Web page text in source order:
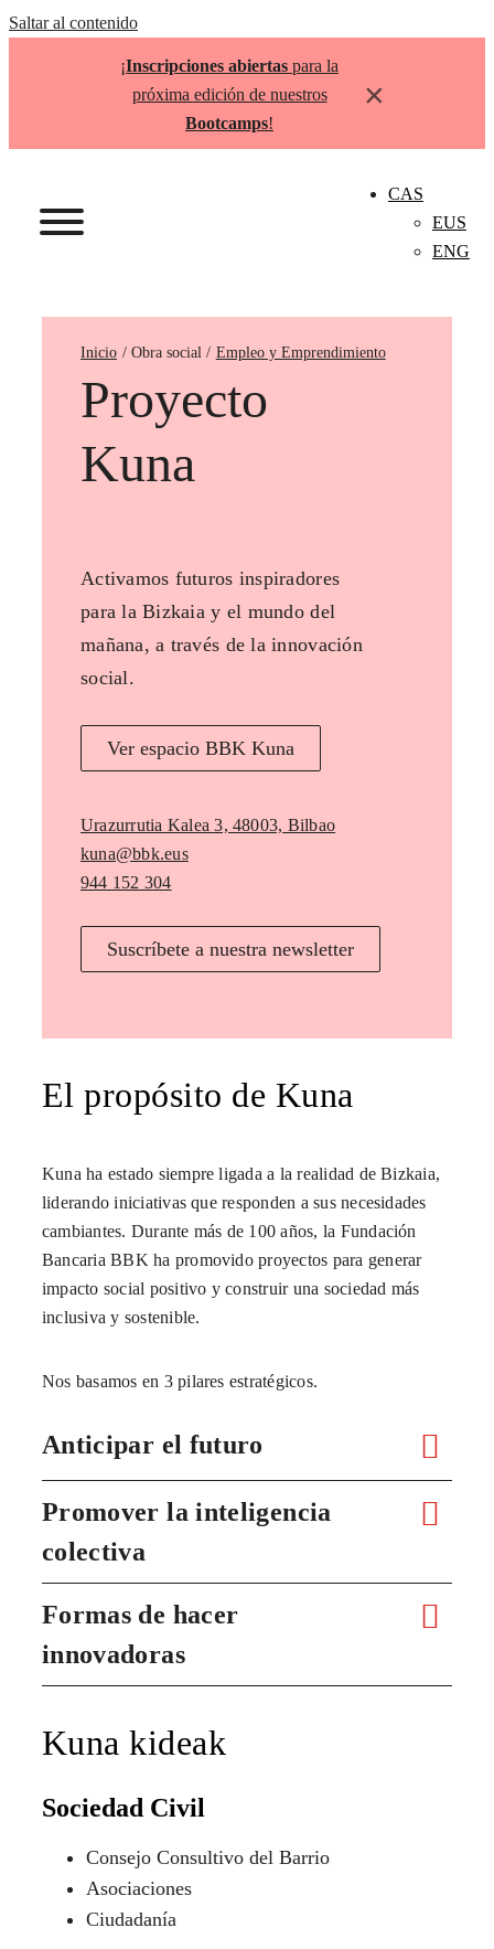
Saltar al contenido
¡Inscripciones abiertas para la
próxima edición de nuestros
Bootcamps!
×
CAS
EUS
ENG
Inicio Empleo y Emprendimiento
Proyecto
Kuna
Activamos futuros inspiradores
para la Bizkaia y el mundo del
mañana, a través de la innovación
social.
Ver espacio BBK Kuna
Urazurrutia Kalea 3, 48003, Bilbao
kuna@bbk.eus
944 152 304
Suscríbete a nuestra newsletter
El propósito de Kuna
Kuna ha estado siempre ligada a la realidad de Bizkaia,
liderando iniciativas que responden a sus necesidades
cambiantes. Durante más de 100 años, la Fundación
Bancaria BBK ha promovido proyectos para generar
impacto social positivo y construir una sociedad más
inclusiva y sostenible.
Nos basamos en 3 pilares estratégicos.
Anticipar el futuro
Promover la inteligencia
colectiva
Formas de hacer
innovadoras
Kuna kideak
Sociedad Civil
Consejo Consultivo del Barrio
Asociaciones
Ciudadanía